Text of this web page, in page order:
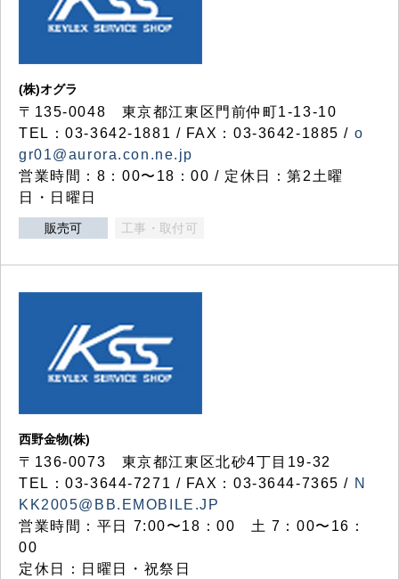
(株)オグラ
〒135-0048 東京都江東区門前仲町1-13-10
TEL：03-3642-1881 / FAX：03-3642-1885 / o
gr01@aurora.con.ne.jp
営業時間：8：00〜18：00 / 定休日：第2土曜
日・日曜日
販売可 工事・取付可
西野金物(株)
〒136-0073 東京都江東区北砂4丁目19-32
TEL：03‐3644‐7271 / FAX：03-3644-7365 / N
KK2005@BB.EMOBILE.JP
営業時間：平日 7:00〜18：00 土 7：00〜16：
00
定休日：日曜日・祝祭日